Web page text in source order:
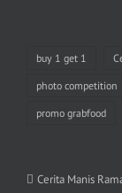
buy 1 get 1
photo competition
promo grabfood
Cerita Manis